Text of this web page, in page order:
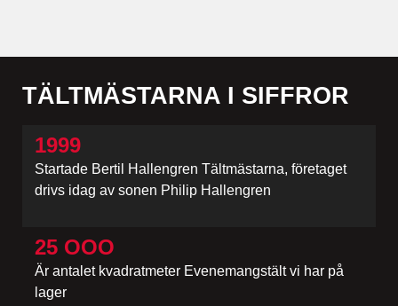
TÄLTMÄSTARNA I SIFFROR
1999
Startade Bertil Hallengren Tältmästarna, företaget
drivs idag av sonen Philip Hallengren
25 OOO
Är antalet kvadratmeter Evenemangstält vi har på
lager